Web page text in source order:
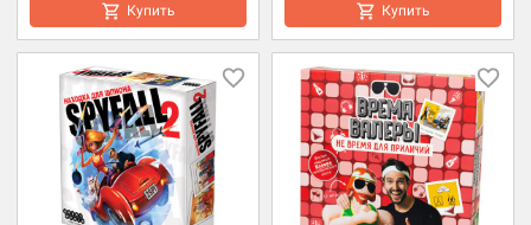
Купить Купить